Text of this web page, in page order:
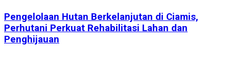
Pengelolaan Hutan Berkelanjutan di Ciamis,
Perhutani Perkuat Rehabilitasi Lahan dan
Penghijauan